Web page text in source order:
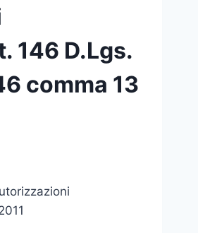
146 D.Lgs.
comma 13